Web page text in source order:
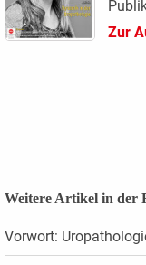
Zur
Weitere Artikel in
Vorwort: